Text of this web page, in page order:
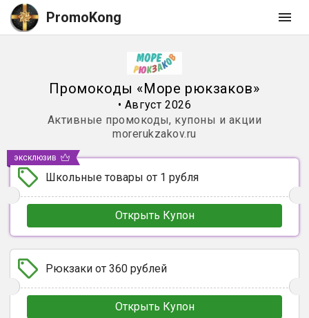
PromoKong
Промокоды «Море рюкзаков»
• Август 2026
Активные промокоды, купоны и акции
morerukzakov.ru
Школьные товары от 1 рубля
Открыть Купон
эксклюзив
Рюкзаки от 360 рублей
Открыть Купон